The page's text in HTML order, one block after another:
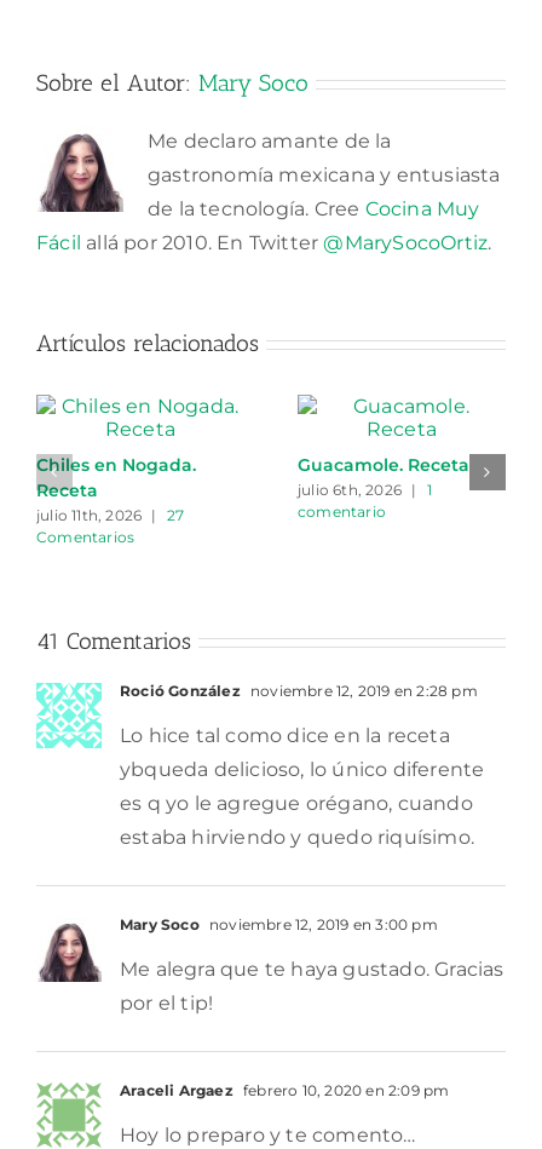
Sobre el Autor: Mary Soco
Me declaro amante de la
gastronomía mexicana y entusiasta
de la tecnología. Cree Cocina Muy
Fácil allá por 2010. En Twitter@MarySocoOrtiz.
Artículos relacionados
Chiles en Nogada.
Receta
julio 11th, 2026 |
27
Comentarios
Guacamole. Receta
julio 6th, 2026 |
1
comentario
41 Comentarios
Roció González noviembre 12, 2019 en 2:28 pm
Lo hice tal como dice en la receta
ybqueda delicioso, lo único diferente
es q yo le agregue orégano, cuando
estaba hirviendo y quedo riquísimo.
Mary Soco noviembre 12, 2019 en 3:00 pm
Me alegra que te haya gustado. Gracias
por el tip!
Araceli Argaez febrero 10, 2020 en 2:09 pm
Hoy lo preparo y te comento…